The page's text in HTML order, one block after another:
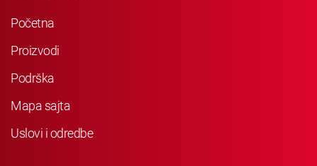
Početna
Proizvodi
Podrška
Mapa sajta
Uslovi i odredbe